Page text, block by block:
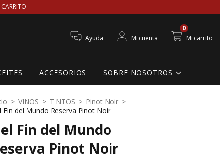
Ayuda Mi cuenta Mi carrito
0
ACCESORIOS SOBRE NOSOTROS
> VINOS > TINTOS > Pinot Noir >
Fin del Mundo Reserva Pinot Noir
Fin del Mundo
Pinot Noir